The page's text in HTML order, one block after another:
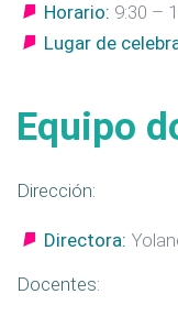
Horario: 9:30 –
Lugar de
Equipo
Dirección:
Directora:
Docentes: